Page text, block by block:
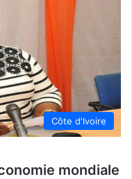
Côte d'Ivoire
mondiale